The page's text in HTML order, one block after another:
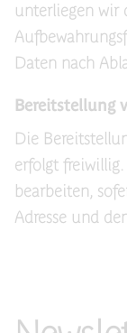
unterliegen wir
Daten nach
Bereitstellung
Die
erfolgt
bearbeiten,
Adresse und